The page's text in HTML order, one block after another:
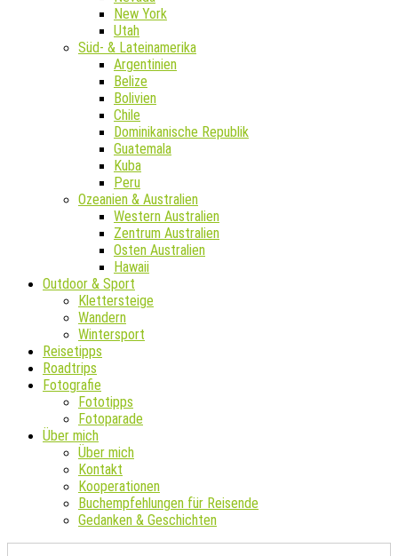
New York
Utah
Süd- & Lateinamerika
Argentinien
Belize
Bolivien
Chile
Dominikanische Republik
Guatemala
Kuba
Peru
Ozeanien & Australien
Western Australien
Zentrum Australien
Osten Australien
Hawaii
Outdoor & Sport
Klettersteige
Wandern
Wintersport
Reisetipps
Roadtrips
Fotografie
Fototipps
Fotoparade
Über mich
Über mich
Kontakt
Kooperationen
Buchempfehlungen für Reisende
Gedanken & Geschichten